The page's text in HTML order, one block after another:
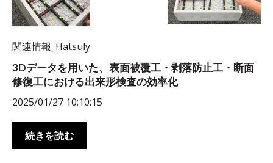
関連情報_Hatsuly
3Dデータを用いた、表面被覆工・剥落防止工・断面
修復工における出来形検査の効率化
2025/01/27 10:10:15
続きを読む